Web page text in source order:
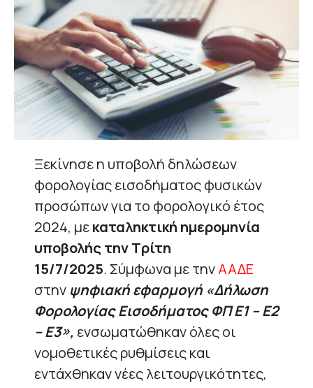
Ξεκίνησε η υποβολή δηλώσεων
φορολογίας εισοδήματος φυσικών
προσώπων για το φορολογικό έτος
2024, μεκαταληκτική ημερομηνία
υποβολής την Τρίτη
15/7/2025. Σύμφωνα με τηνΑΑΔΕ
στην ψηφιακή εφαρμογή «Δήλωση
Φορολογίας Εισοδήματος ΦΠ Ε1 – Ε2
– Ε3», ενσωματώθηκαν όλες οι
νομοθετικές ρυθμίσεις και
εντάχθηκαν νέες λειτουργικότητες,